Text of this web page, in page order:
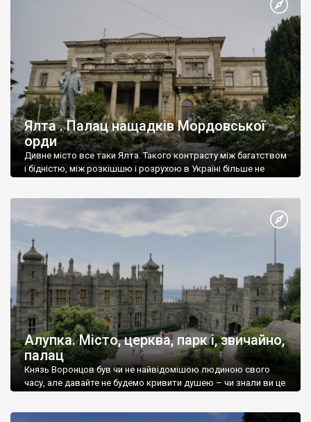
Ялта . Палац нащадків Мордовської
орди
Дивне місто все таки Ялта. Такого контрасту між багатством
і бідністю, між розкішшю і розрухою в Україні більше не
Алупка. Місто, церква, парк і, звичайно,
палац
Князь Воронцов був чи не найвідомішою людиною свого
часу, але давайте не будемо кривити душею – чи знали ви це